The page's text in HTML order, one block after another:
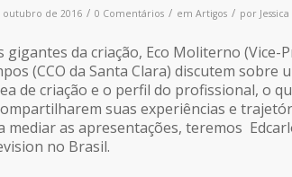
outubro de 2016 / 0 Comentários / em Artigos / por Jessica
gigantes da criação, Eco Moliterno (Vice-
(CCO da Santa Clara) discutem
de criação e o perfil do profissional, o
suas experiências e
mediar as apresentações, teremos
no Brasil.